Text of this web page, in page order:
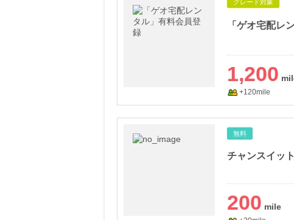
グレード対象
「ゲオ宅配レ
1,200
+120mile
無料
チャンスイット
200